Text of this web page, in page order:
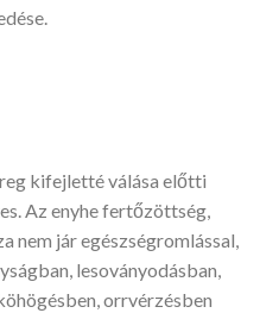
kifejletté válása előtti
Az enyhe fertőzöttség,
nem jár egészségromlással,
lesoványodásban,
orrvérzésben